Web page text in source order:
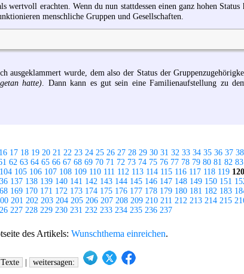
erachten. Wenn du nun stattdessen einen ganz hohen Status
menschliche Gruppen und Gesellschaften.
wurde, dem also der Status der
hatte) . Dann kann es gut sein eine Familienaufstellung zu
16 17 18 19 20 21 22 23 24 25 26 27 28 29 30 31 32 33 34 35 36 37 38
62 63 64 65 66 67 68 69 70 71 72 73 74 75 76 77 78 79 80 81 82 83
104 105 106 107 108 109 110 111 112 113 114 115 116 117 118 119 120
137 138 139 140 141 142 143 144 145 146 147 148 149 150 151
169 170 171 172 173 174 175 176 177 178 179 180 181 182 183
201 202 203 204 205 206 207 208 209 210 211 212 213 214 215
227 228 229 230 231 232 233 234 235 236 237
des Artikels: Wunschthema einreichen.
Texte | weitersagen: